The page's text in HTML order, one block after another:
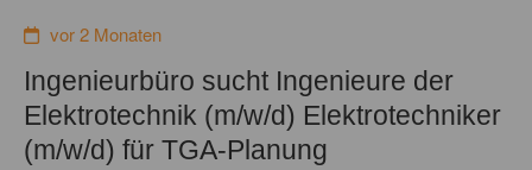
vor 2 Monaten
Ingenieurbüro sucht Ingenieure der
Elektrotechnik (m/w/d) Elektrotechniker
(m/w/d) für TGA-Planung